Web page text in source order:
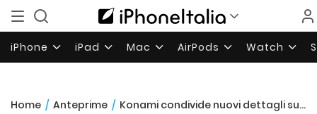
iPhone iPad Mac AirPods Watch
Home / Anteprime / Konami condivide nuovi dettagli su eFooball 2022 per iOS